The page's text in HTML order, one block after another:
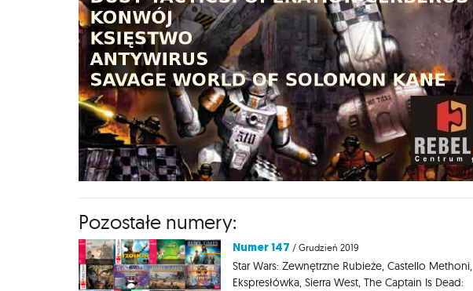
Pozostałe numery:
Numer 147 / Grudzień 2019
Star Wars: Zewnętrzne Rubieże, Castello Methoni,
Ekspresłówka, Sierra West, The Captain Is Dead: